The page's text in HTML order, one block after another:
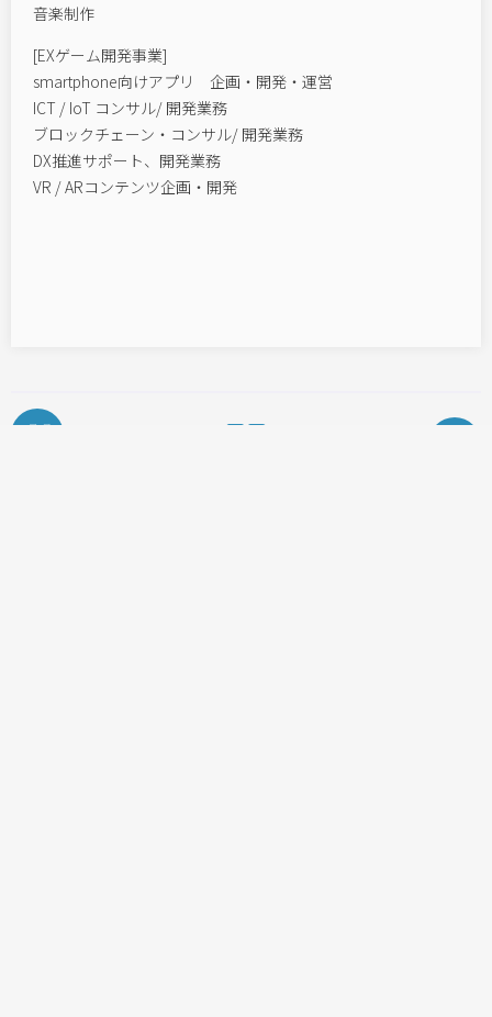
音楽制作
[EXゲーム開発事業]
smartphone向けアプリ 企画・開発・運営
ICT / IoT コンサル/ 開発業務
ブロックチェーン・コンサル/ 開発業務
DX推進サポート、開発業務
VR / ARコンテンツ企画・開発
投